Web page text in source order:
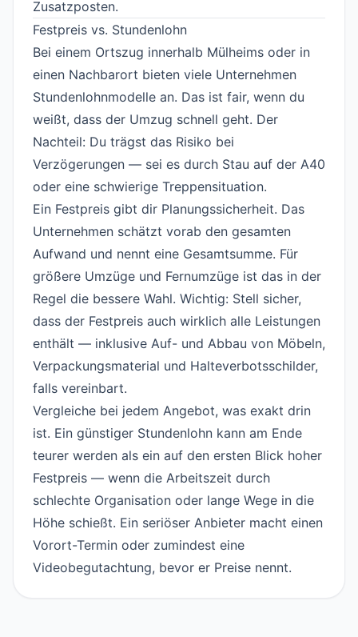
Zusatzposten.
Festpreis vs. Stundenlohn
Bei einem Ortszug innerhalb Mülheims oder in
einen Nachbarort bieten viele Unternehmen
Stundenlohnmodelle an. Das ist fair, wenn du
weißt, dass der Umzug schnell geht. Der
Nachteil: Du trägst das Risiko bei
Verzögerungen — sei es durch Stau auf der A40
oder eine schwierige Treppensituation.
Ein Festpreis gibt dir Planungssicherheit. Das
Unternehmen schätzt vorab den gesamten
Aufwand und nennt eine Gesamtsumme. Für
größere Umzüge und Fernumzüge ist das in der
Regel die bessere Wahl. Wichtig: Stell sicher,
dass der Festpreis auch wirklich alle Leistungen
enthält — inklusive Auf- und Abbau von Möbeln,
Verpackungsmaterial und Halteverbotsschilder,
falls vereinbart.
Vergleiche bei jedem Angebot, was exakt drin
ist. Ein günstiger Stundenlohn kann am Ende
teurer werden als ein auf den ersten Blick hoher
Festpreis — wenn die Arbeitszeit durch
schlechte Organisation oder lange Wege in die
Höhe schießt. Ein seriöser Anbieter macht einen
Vorort-Termin oder zumindest eine
Videobegutachtung, bevor er Preise nennt.